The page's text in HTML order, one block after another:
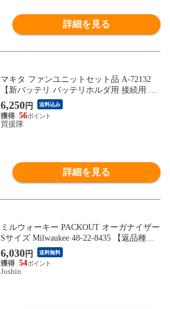
詳細を見る
マキタ ファンユニットセット品 A-72132
【新バッテリ バッテリホルダ用 接続用 ケ
ーブルユニットA 充電式 ファンベスト フ
ァンジャケット 工具 用品 makita 純正品 パ
ーツ 部品 消耗品 交換 変え 替え オプショ
6,250円 送料込み
56
買援隊
詳細を見る
ミルウォーキー PACKOUT オーガナイザー
Sサイズ Milwaukee 48-22-8435 【返品種別
B】
6,030円 送料無料
54
Joshin